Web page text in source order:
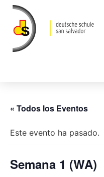
« Todos los Eventos
Este evento ha pasado.
Semana 1 (WA)